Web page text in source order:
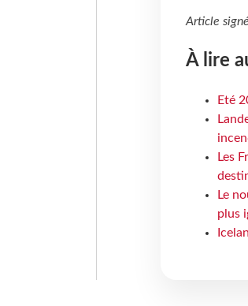
Article
À lire
Eté
Les
Le
plus